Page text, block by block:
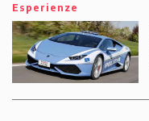
Esperienze